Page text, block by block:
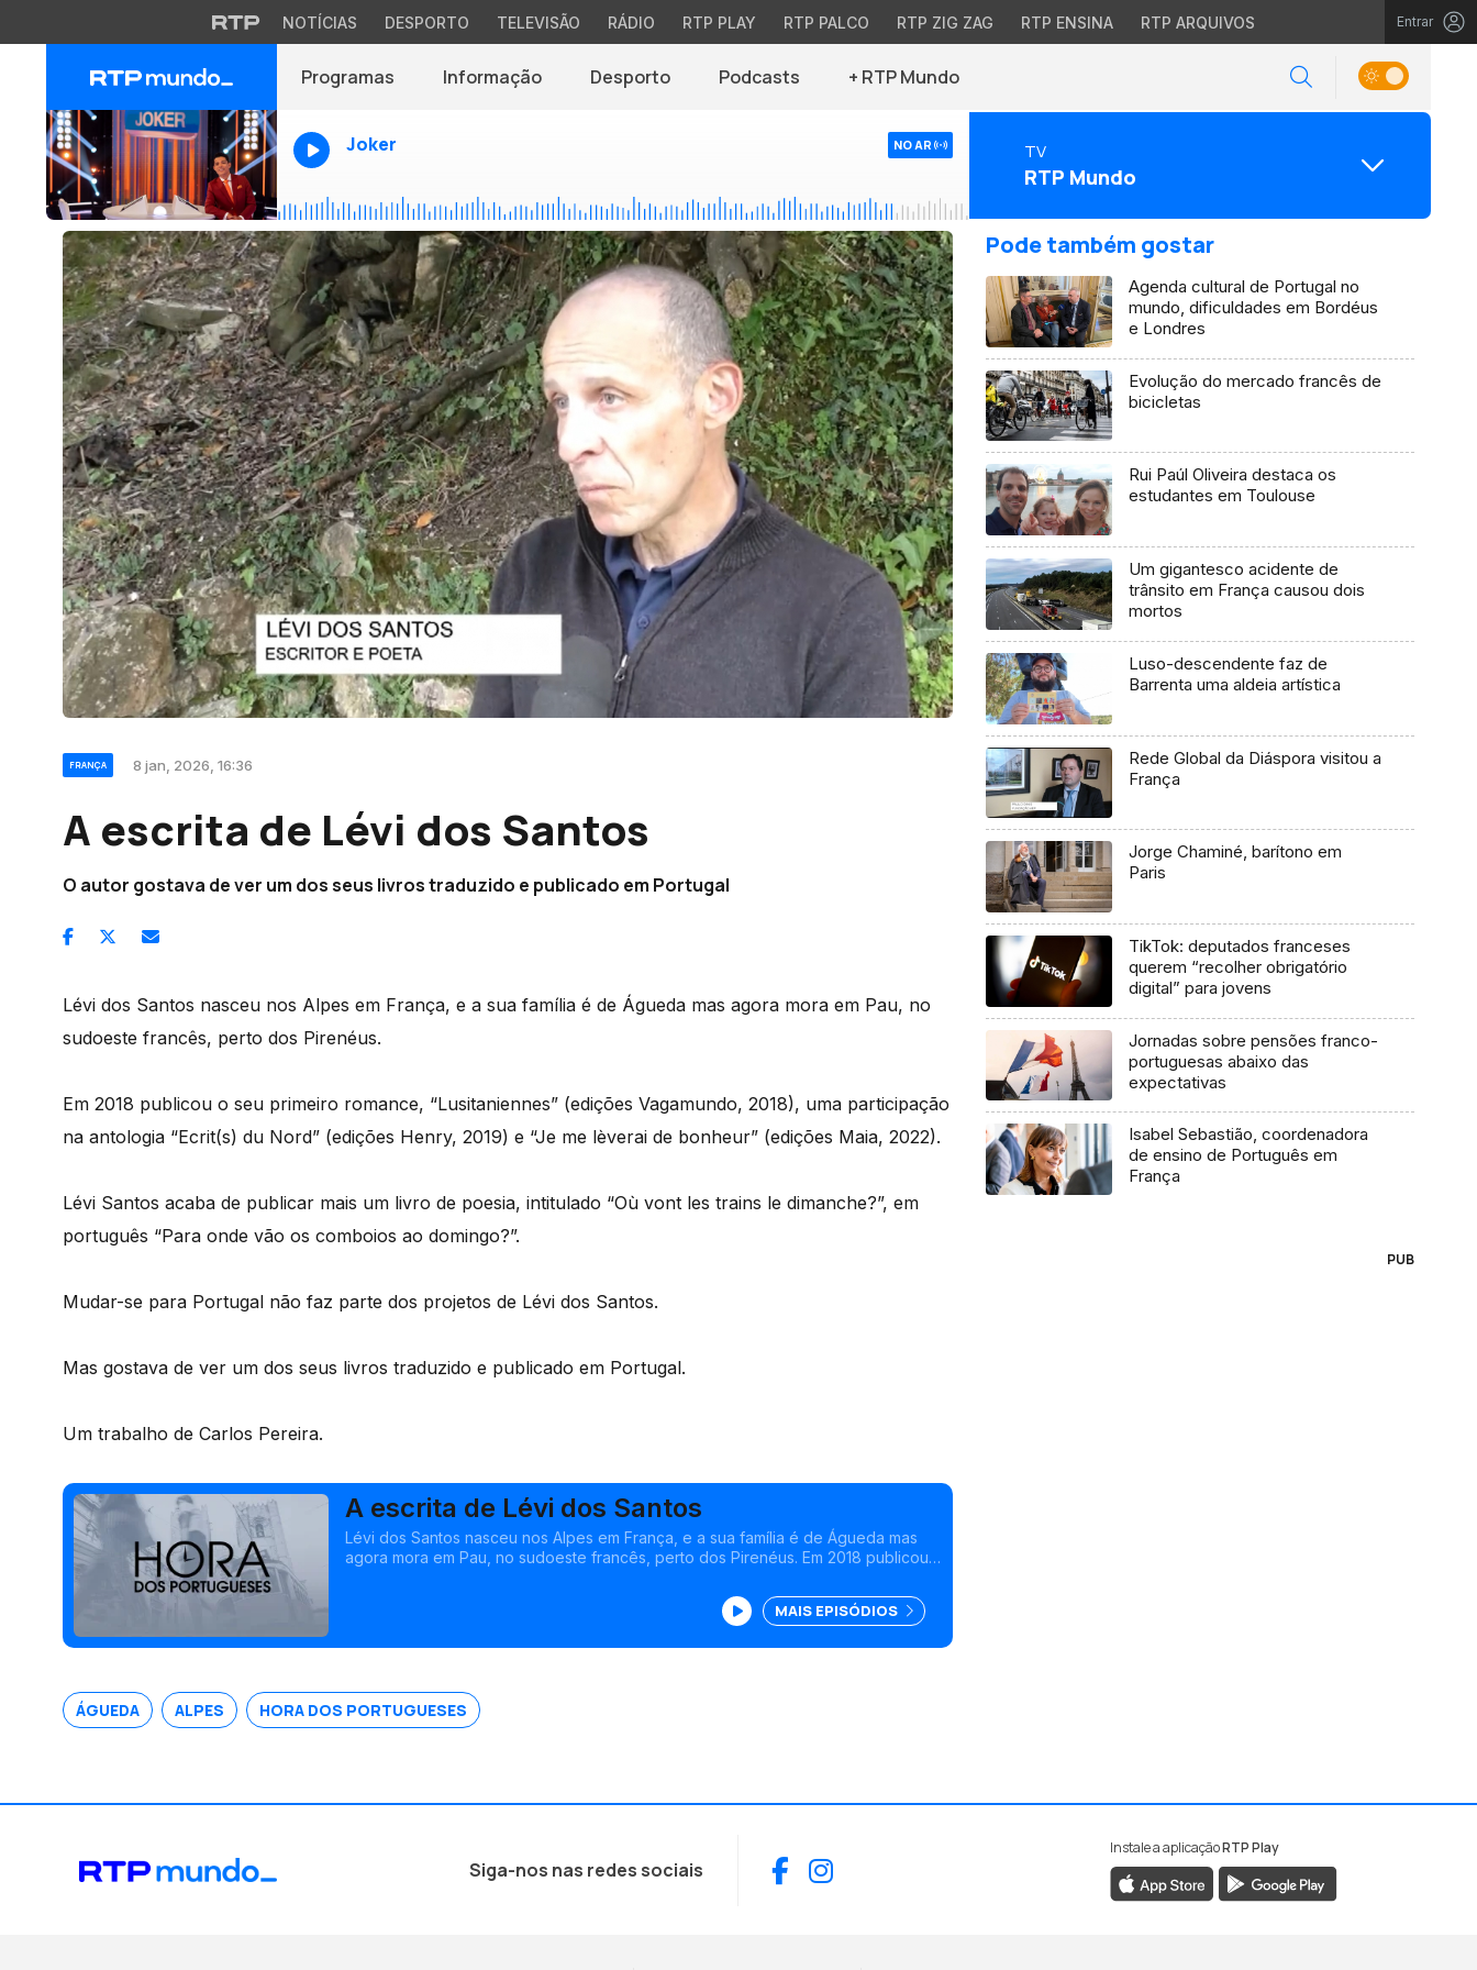
NOTÍCIAS DESPORTO TELEVISÃO RÁDIO RTP PLAY RTP PALCO RTP ZIG ZAG RTP ENSINA RTP ARQUIVOS Entrar
Programas Informação Desporto Podcasts + RTP Mundo
Joker NO AR TV
RTP Mundo
FRANÇA 8 jan, 2026, 16:36
A escrita de Lévi dos Santos
O autor gostava de ver um dos seus livros traduzido e publicado em Portugal
Lévi dos Santos nasceu nos Alpes em França, e a sua família é de Águeda mas agora mora em Pau, no
sudoeste francês, perto dos Pirenéus.
Em 2018 publicou o seu primeiro romance, “Lusitaniennes” (edições Vagamundo, 2018), uma participação
na antologia “Ecrit(s) du Nord” (edições Henry, 2019) e “Je me lèverai de bonheur” (edições Maia, 2022).
Lévi Santos acaba de publicar mais um livro de poesia, intitulado “Où vont les trains le dimanche?”, em
português “Para onde vão os comboios ao domingo?”.
Mudar-se para Portugal não faz parte dos projetos de Lévi dos Santos.
Mas gostava de ver um dos seus livros traduzido e publicado em Portugal.
Um trabalho de Carlos Pereira.
A escrita de Lévi dos Santos
Lévi dos Santos nasceu nos Alpes em França, e a sua família é de Águeda mas
agora mora em Pau, no sudoeste francês, perto dos Pirenéus. Em 2018 publicou
participação na antologia “Ecrit(s) du Nord” (edições Henry, 2019) e “Je me
MAIS EPISÓDIOS
ÁGUEDA ALPES HORA DOS PORTUGUESES
Pode também gostar
Agenda cultural de Portugal no
mundo, dificuldades em Bordéus
e Londres
Evolução do mercado francês de
bicicletas
Rui Paúl Oliveira destaca os
estudantes em Toulouse
Um gigantesco acidente de
trânsito em França causou dois
mortos
Luso-descendente faz de
Barrenta uma aldeia artística
Rede Global da Diáspora visitou a
França
Jorge Chaminé, barítono em
Paris
TikTok: deputados franceses
querem “recolher obrigatório
digital” para jovens
Jornadas sobre pensões franco-
portuguesas abaixo das
expectativas
Isabel Sebastião, coordenadora
de ensino de Português em
França
PUB
Siga-nos nas redes sociais Facebook
Instagram
Instale a aplicaçãoRTP Play